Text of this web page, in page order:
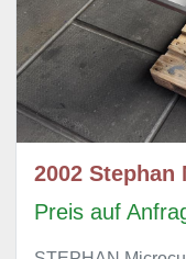
2002 Stephan
Preis auf